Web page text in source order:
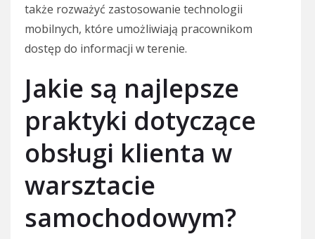
także rozważyć zastosowanie technologii
mobilnych, które umożliwiają pracownikom
dostęp do informacji w terenie.
Jakie są najlepsze
praktyki dotyczące
obsługi klienta w
warsztacie
samochodowym?